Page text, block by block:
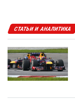
СТАТЬИ И АНАЛИТИКА